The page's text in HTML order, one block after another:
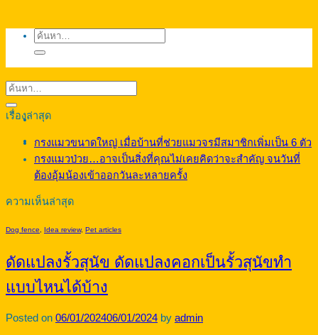
ค้นหา:
เรื่องล่าสุด
กรงแมวขนาดใหญ่ เมื่อบ้านที่ช่วยแมวจรมีสมาชิกเพิ่มเป็น 6 ตัว
กรงแมวป่วย…อาจเป็นสิ่งที่คุณไม่เคยคิดว่าจะสำคัญ จนวันที่
ต้องอุ้มน้องเข้าออกวันละหลายครั้ง
ความเห็นล่าสุด
Dog fence Idea review, Pet articles
ดัดแปลงรั้วสุนัข ดัดแปลงคอกเป็นรั้วสุนัขทำ
แบบไหนได้บ้าง
Posted on 06/01/202406/01/2024 by admin